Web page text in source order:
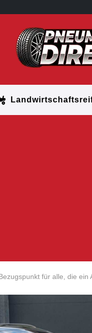
für alle, die ein